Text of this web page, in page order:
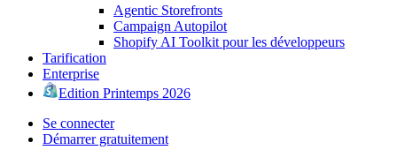
Agentic Storefronts
Campaign Autopilot
Shopify AI Toolkit pour les développeurs
Tarification
Enterprise
Edition Printemps 2026
Se connecter
Démarrer gratuitement